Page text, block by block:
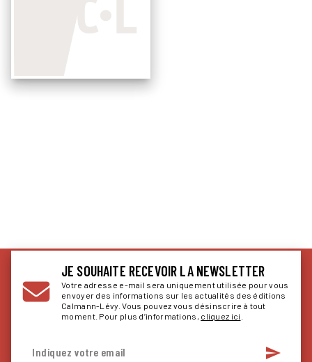
JE SOUHAITE RECEVOIR LA NEWSLETTER
Votre adresse e-mail sera uniquement utilisée pour vous
envoyer des informations sur les actualités des éditions
Calmann-Lévy. Vous pouvez vous désinscrire à tout
moment. Pour plus d’informations, cliquez ici
Indiquez votre email send